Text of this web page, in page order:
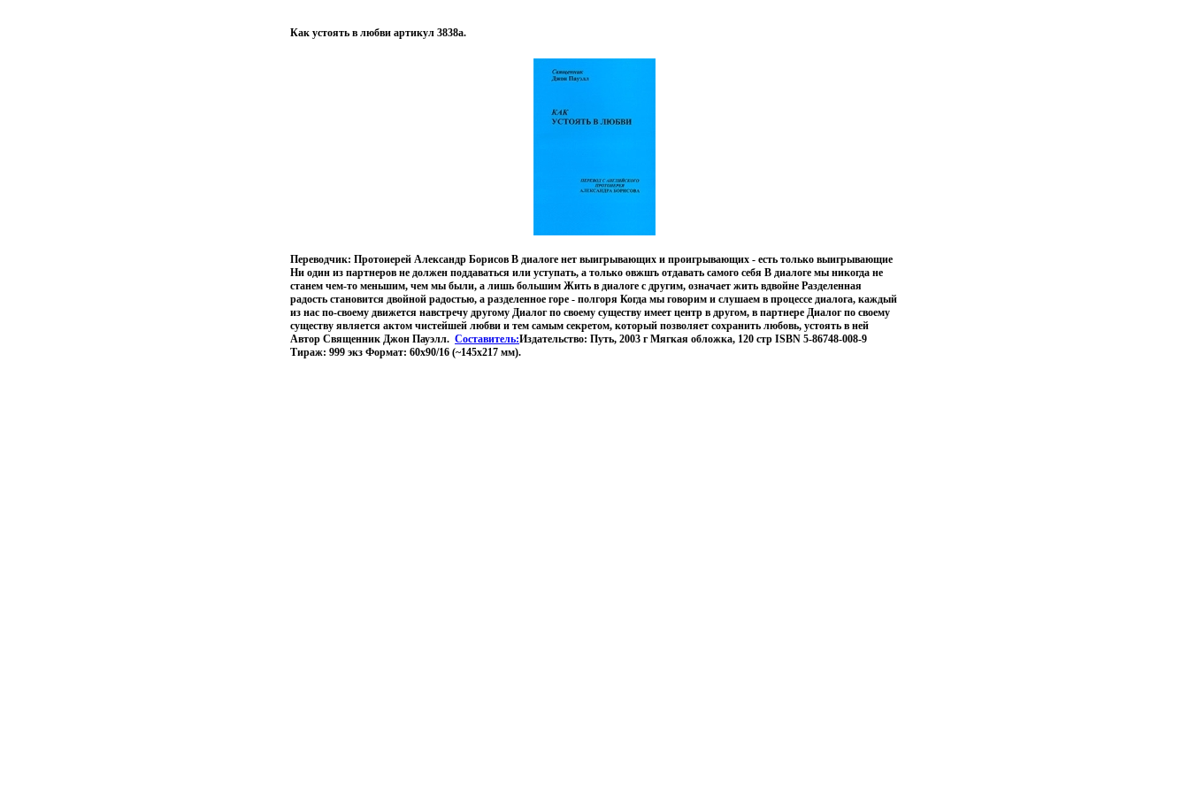
Как устоять в любви артикул 3838a.
Переводчик: Протоиерей Александр Борисов В диалоге нет выигрывающих и проигрывающих - есть только выигрывающие
Ни один из партнеров не должен поддаваться или уступать, а только овжшъ отдавать самого себя В диалоге мы никогда не
станем чем-то меньшим, чем мы были, а лишь большим Жить в диалоге с другим, означает жить вдвойне Разделенная
радость становится двойной радостью, а разделенное горе - полгоря Когда мы говорим и слушаем в процессе диалога, каждый
из нас по-своему движется навстречу другому Диалог по своему существу имеет центр в другом, в партнере Диалог по своему
существу является актом чистейшей любви и тем самым секретом, который позволяет сохранить любовь, устоять в ней
Автор Священник Джон Пауэлл. Составитель:Издательство: Путь, 2003 г Мягкая обложка, 120 стр ISBN 5-86748-008-9
Тираж: 999 экз Формат: 60x90/16 (~145х217 мм).